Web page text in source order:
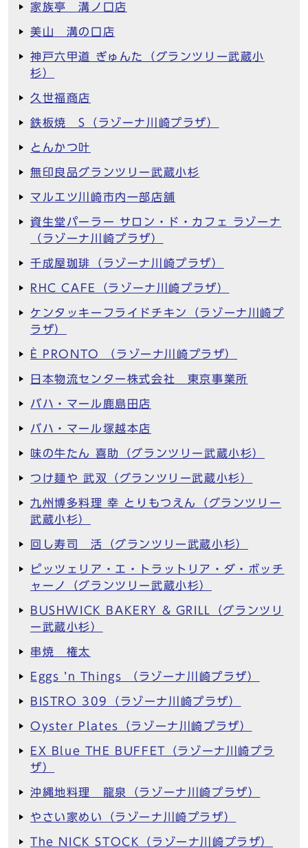
家族亭 溝ノ口店
美山 溝の口店
神戸六甲道 ぎゅんた（グランツリー武蔵小
杉）
久世福商店
鉄板焼 S（ラゾーナ川崎プラザ）
とんかつ叶
無印良品グランツリー武蔵小杉
マルエツ川崎市内一部店舗
資生堂パーラー サロン・ド・カフェ ラゾーナ
（ラゾーナ川崎プラザ）
千成屋珈琲（ラゾーナ川崎プラザ）
RHC CAFE（ラゾーナ川崎プラザ）
ケンタッキーフライドチキン（ラゾーナ川崎プ
ラザ）
È PRONTO （ラゾーナ川崎プラザ）
日本物流センター株式会社 東京事業所
バハ・マール鹿島田店
バハ・マール塚越本店
味の牛たん 喜助（グランツリー武蔵小杉）
つけ麺や 武双（グランツリー武蔵小杉）
九州博多料理 幸 とりもつえん（グランツリー
武蔵小杉）
回し寿司 活（グランツリー武蔵小杉）
ピッツェリア・エ・トラットリア・ダ・ボッチ
ャーノ（グランツリー武蔵小杉）
BUSHWICK BAKERY & GRILL（グランツリ
ー武蔵小杉）
串焼 権太
Eggs ’n Things （ラゾーナ川崎プラザ）
BISTRO 309（ラゾーナ川崎プラザ）
Oyster Plates（ラゾーナ川崎プラザ）
EX Blue THE BUFFET（ラゾーナ川崎プラ
ザ）
沖縄地料理 龍泉（ラゾーナ川崎プラザ）
やさい家めい（ラゾーナ川崎プラザ）
The NICK STOCK（ラゾーナ川崎プラザ）